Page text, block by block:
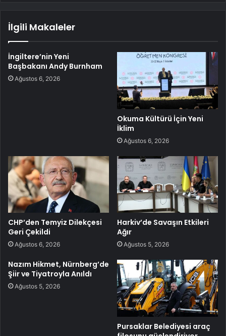
İlgili Makaleler
İngiltere’nin Yeni
Başbakanı Andy Burnham
Ağustos 6, 2026
Okuma Kültürü İçin Yeni
İklim
Ağustos 6, 2026
CHP’den Temyiz Dilekçesi
Geri Çekildi
Ağustos 6, 2026
Harkiv’de Savaşın Etkileri
Ağır
Ağustos 5, 2026
Nazım Hikmet, Nürnberg’de
Şiir ve Tiyatroyla Anıldı
Ağustos 5, 2026
Pursaklar Belediyesi araç